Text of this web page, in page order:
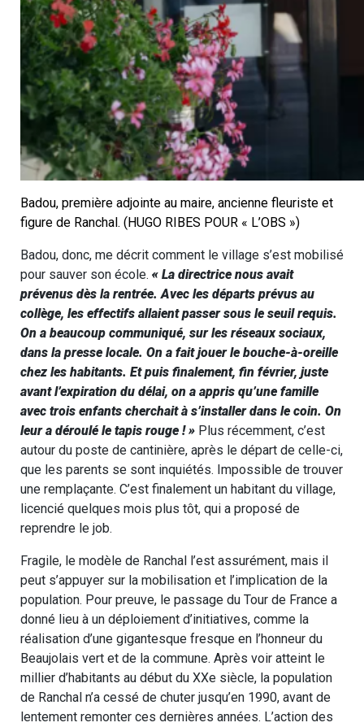
Badou, première adjointe au maire, ancienne fleuriste et
figure de Ranchal. (HUGO RIBES POUR « L’OBS »)
Badou, donc, me décrit comment le village s’est mobilisé
pour sauver son école. « La directrice nous avait
prévenus dès la rentrée. Avec les départs prévus au
collège, les effectifs allaient passer sous le seuil requis.
On a beaucoup communiqué, sur les réseaux sociaux,
dans la presse locale. On a fait jouer le bouche-à-oreille
chez les habitants. Et puis finalement, fin février, juste
avant l’expiration du délai, on a appris qu’une famille
avec trois enfants cherchait à s’installer dans le coin. On
leur a déroulé le tapis rouge ! » Plus récemment, c’est
autour du poste de cantinière, après le départ de celle-ci,
que les parents se sont inquiétés. Impossible de trouver
une remplaçante. C’est finalement un habitant du village,
licencié quelques mois plus tôt, qui a proposé de
reprendre le job.
Fragile, le modèle de Ranchal l’est assurément, mais il
peut s’appuyer sur la mobilisation et l’implication de la
population. Pour preuve, le passage du Tour de France a
donné lieu à un déploiement d’initiatives, comme la
réalisation d’une gigantesque fresque en l’honneur du
Beaujolais vert et de la commune. Après voir atteint le
millier d’habitants au début du XXe siècle, la population
de Ranchal n’a cessé de chuter jusqu’en 1990, avant de
lentement remonter ces dernières années. L’action des